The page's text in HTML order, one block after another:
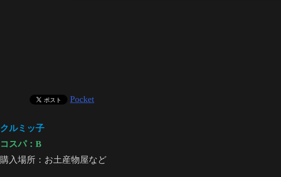
Pocket
クルミッ子
コスパ：B
購入場所：お土産物屋など